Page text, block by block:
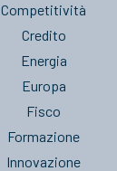
Competitività
Credito
Energia
Europa
Fisco
Formazione
Innovazione